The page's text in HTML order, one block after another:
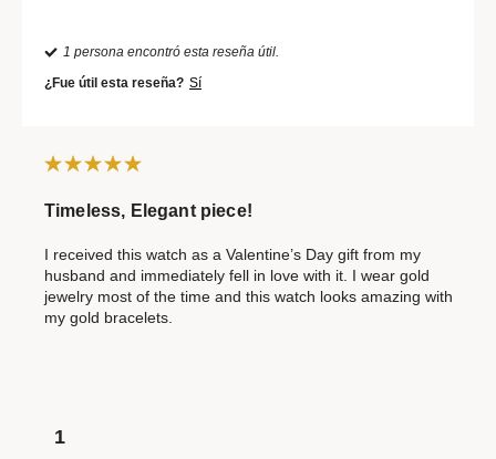
1 persona encontró esta reseña útil.
¿Fue útil esta reseña? Sí
Timeless, Elegant piece!
I received this watch as a Valentine’s Day gift from my
husband and immediately fell in love with it. I wear gold
jewelry most of the time and this watch looks amazing with
my gold bracelets.
1